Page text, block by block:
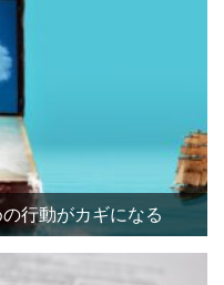
行動がカギになる